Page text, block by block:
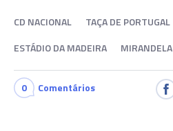
CD NACIONAL TAÇA DE PORTUGAL
ESTÁDIO DA MADEIRA
MIRANDELA
0 Comentários